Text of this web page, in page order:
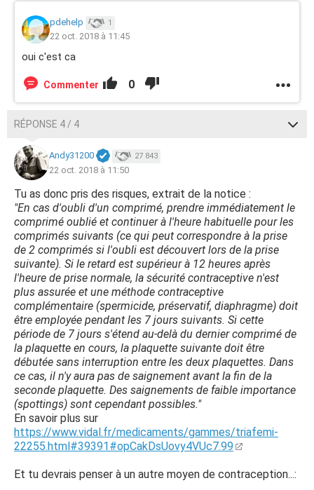
pdehelp 1
22 oct. 2018 à 11:45
oui c'est ca
Commenter 0
RÉPONSE 4 / 4
Andy31200 27 843
22 oct. 2018 à 11:50
Tu as donc pris des risques, extrait de la notice :
"En cas d'oubli d'un comprimé, prendre immédiatement le
comprimé oublié et continuer à l'heure habituelle pour les
comprimés suivants (ce qui peut correspondre à la prise
de 2 comprimés si l'oubli est découvert lors de la prise
suivante). Si le retard est supérieur à 12 heures après
l'heure de prise normale, la sécurité contraceptive n'est
plus assurée et une méthode contraceptive
complémentaire (spermicide, préservatif, diaphragme) doit
être employée pendant les 7 jours suivants. Si cette
période de 7 jours s'étend au-delà du dernier comprimé de
la plaquette en cours, la plaquette suivante doit être
débutée sans interruption entre les deux plaquettes. Dans
ce cas, il n'y aura pas de saignement avant la fin de la
seconde plaquette. Des saignements de faible importance
(spottings) sont cependant possibles."
En savoir plus sur
https://www.vidal.fr/medicaments/gammes/triafemi-
22255.html#39391#opCakDsUovy4VUc7.99
Et tu devrais penser à un autre moyen de contraception...: